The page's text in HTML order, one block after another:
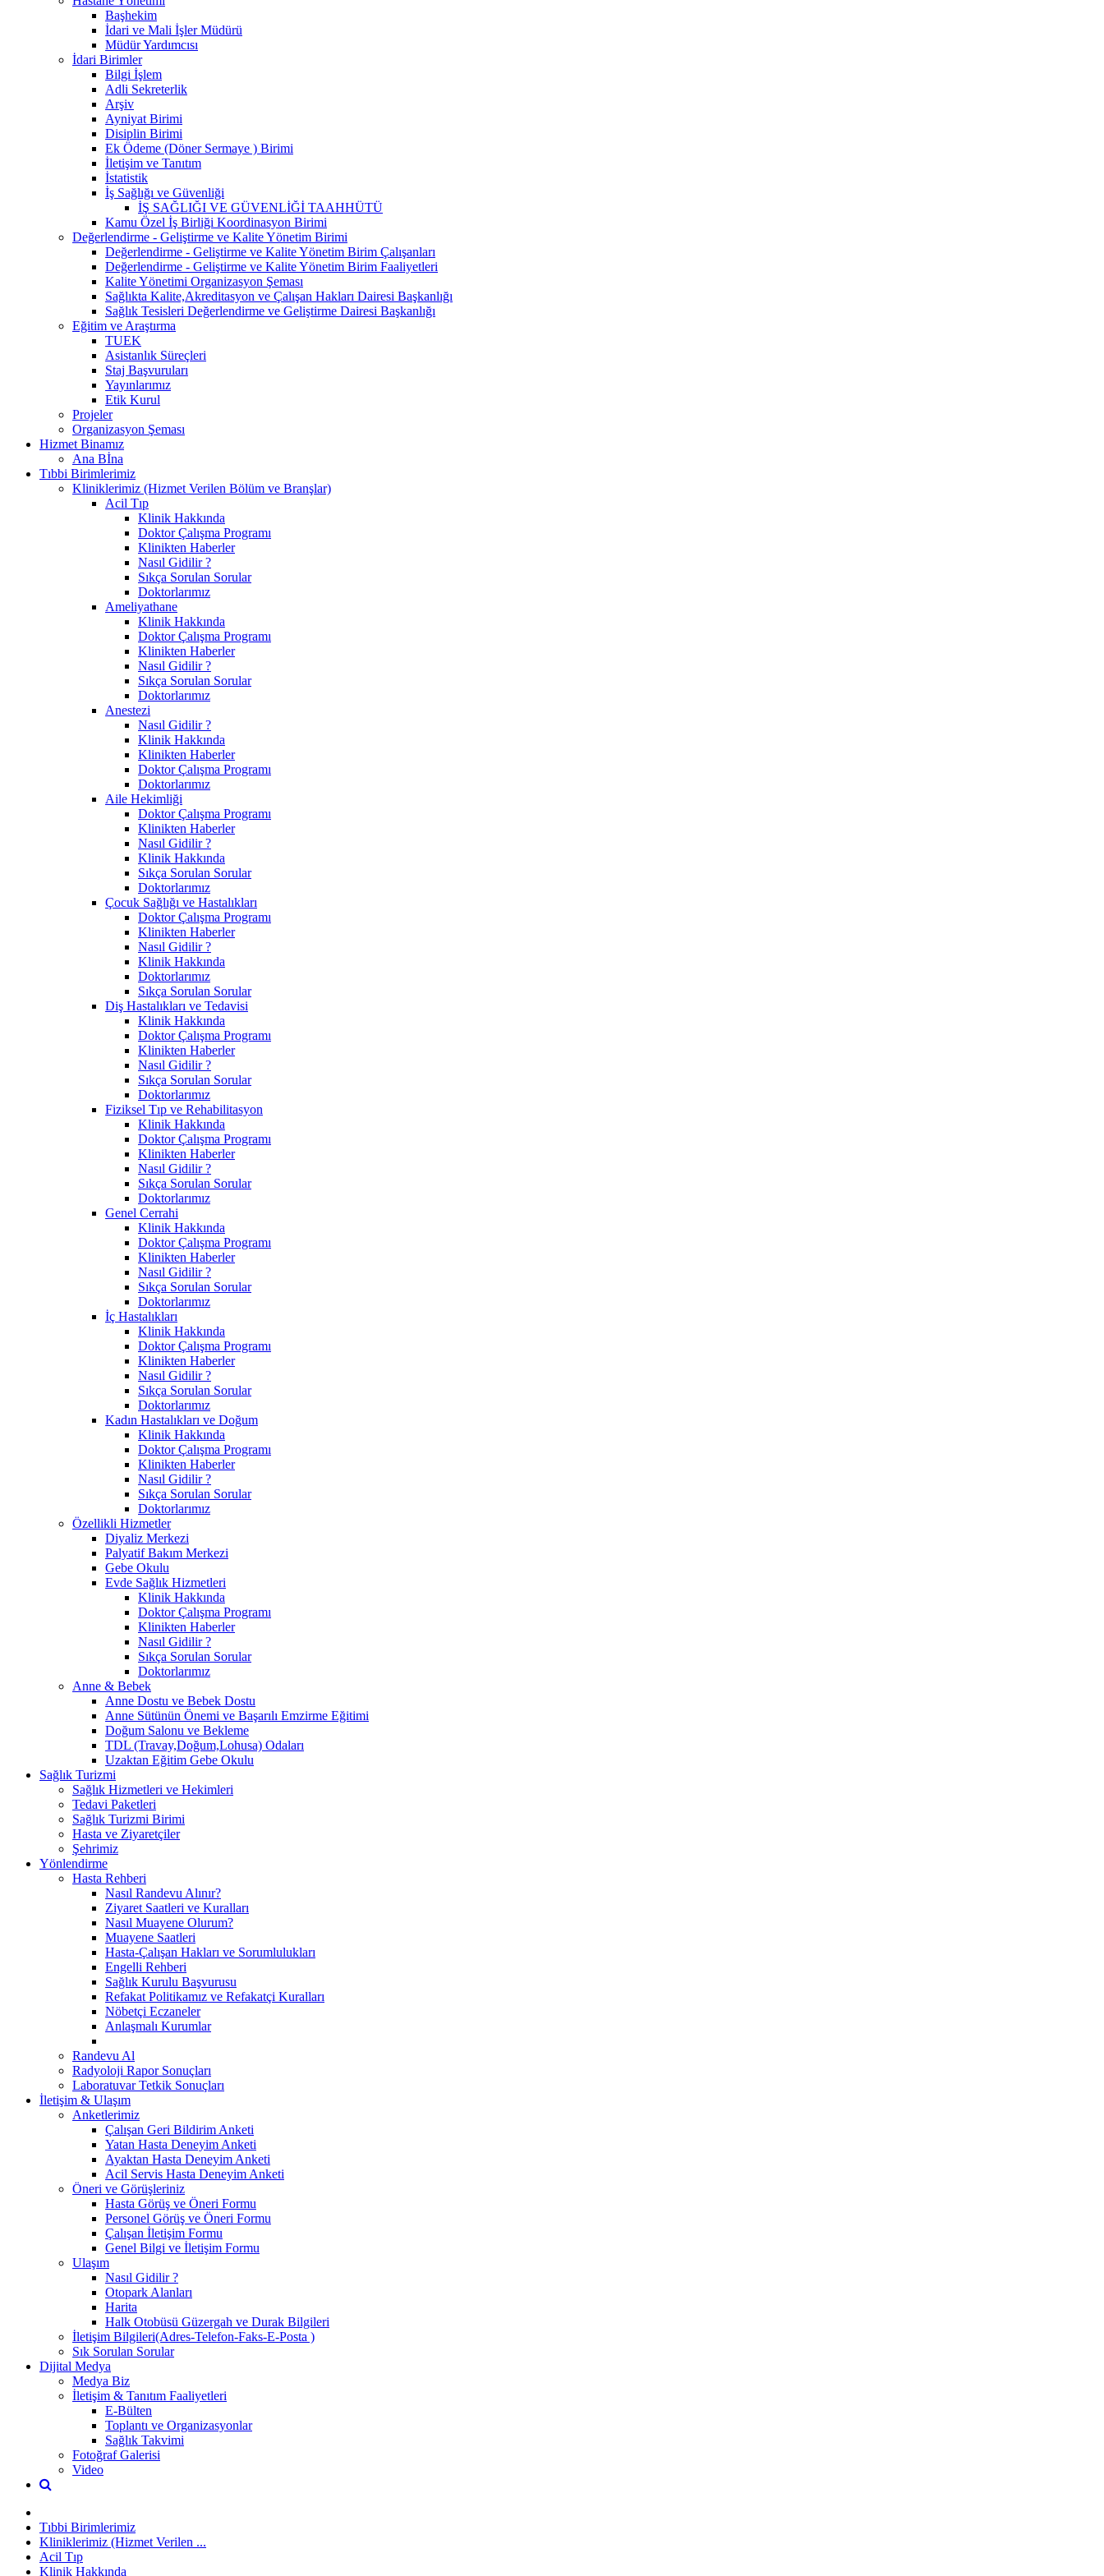
Başhekim
İdari ve Mali İşler Müdürü
Müdür Yardımcısı
İdari Birimler
Bilgi İşlem
Adli Sekreterlik
Arşiv
Ayniyat Birimi
Disiplin Birimi
Ek Ödeme (Döner Sermaye ) Birimi
İletişim ve Tanıtım
İstatistik
İş Sağlığı ve Güvenliği
İŞ SAĞLIĞI VE GÜVENLİĞİ TAAHHÜTÜ
Kamu Özel İş Birliği Koordinasyon Birimi
Değerlendirme - Geliştirme ve Kalite Yönetim Birimi
Değerlendirme - Geliştirme ve Kalite Yönetim Birim Çalışanları
Değerlendirme - Geliştirme ve Kalite Yönetim Birim Faaliyetleri
Kalite Yönetimi Organizasyon Şeması
Sağlıkta Kalite,Akreditasyon ve Çalışan Hakları Dairesi Başkanlığı
Sağlık Tesisleri Değerlendirme ve Geliştirme Dairesi Başkanlığı
Eğitim ve Araştırma
TUEK
Asistanlık Süreçleri
Staj Başvuruları
Yayınlarımız
Etik Kurul
Projeler
Organizasyon Şeması
Hizmet Binamız
Ana Bİna
Tıbbi Birimlerimiz
Kliniklerimiz (Hizmet Verilen Bölüm ve Branşlar)
Acil Tıp
Klinik Hakkında
Doktor Çalışma Programı
Klinikten Haberler
Nasıl Gidilir ?
Sıkça Sorulan Sorular
Doktorlarımız
Ameliyathane
Klinik Hakkında
Doktor Çalışma Programı
Klinikten Haberler
Nasıl Gidilir ?
Sıkça Sorulan Sorular
Doktorlarımız
Anestezi
Nasıl Gidilir ?
Klinik Hakkında
Klinikten Haberler
Doktor Çalışma Programı
Doktorlarımız
Aile Hekimliği
Doktor Çalışma Programı
Klinikten Haberler
Nasıl Gidilir ?
Klinik Hakkında
Sıkça Sorulan Sorular
Doktorlarımız
Çocuk Sağlığı ve Hastalıkları
Doktor Çalışma Programı
Klinikten Haberler
Nasıl Gidilir ?
Klinik Hakkında
Doktorlarımız
Sıkça Sorulan Sorular
Diş Hastalıkları ve Tedavisi
Klinik Hakkında
Doktor Çalışma Programı
Klinikten Haberler
Nasıl Gidilir ?
Sıkça Sorulan Sorular
Doktorlarımız
Fiziksel Tıp ve Rehabilitasyon
Klinik Hakkında
Doktor Çalışma Programı
Klinikten Haberler
Nasıl Gidilir ?
Sıkça Sorulan Sorular
Doktorlarımız
Genel Cerrahi
Klinik Hakkında
Doktor Çalışma Programı
Klinikten Haberler
Nasıl Gidilir ?
Sıkça Sorulan Sorular
Doktorlarımız
İç Hastalıkları
Klinik Hakkında
Doktor Çalışma Programı
Klinikten Haberler
Nasıl Gidilir ?
Sıkça Sorulan Sorular
Doktorlarımız
Kadın Hastalıkları ve Doğum
Klinik Hakkında
Doktor Çalışma Programı
Klinikten Haberler
Nasıl Gidilir ?
Sıkça Sorulan Sorular
Doktorlarımız
Özellikli Hizmetler
Diyaliz Merkezi
Palyatif Bakım Merkezi
Gebe Okulu
Evde Sağlık Hizmetleri
Klinik Hakkında
Doktor Çalışma Programı
Klinikten Haberler
Nasıl Gidilir ?
Sıkça Sorulan Sorular
Doktorlarımız
Anne & Bebek
Anne Dostu ve Bebek Dostu
Anne Sütünün Önemi ve Başarılı Emzirme Eğitimi
Doğum Salonu ve Bekleme
TDL (Travay,Doğum,Lohusa) Odaları
Uzaktan Eğitim Gebe Okulu
Sağlık Turizmi
Sağlık Hizmetleri ve Hekimleri
Tedavi Paketleri
Sağlık Turizmi Birimi
Hasta ve Ziyaretçiler
Şehrimiz
Yönlendirme
Hasta Rehberi
Nasıl Randevu Alınır?
Ziyaret Saatleri ve Kuralları
Nasıl Muayene Olurum?
Muayene Saatleri
Hasta-Çalışan Hakları ve Sorumlulukları
Engelli Rehberi
Sağlık Kurulu Başvurusu
Refakat Politikamız ve Refakatçi Kuralları
Nöbetçi Eczaneler
Anlaşmalı Kurumlar
Randevu Al
Radyoloji Rapor Sonuçları
Laboratuvar Tetkik Sonuçları
İletişim & Ulaşım
Anketlerimiz
Çalışan Geri Bildirim Anketi
Yatan Hasta Deneyim Anketi
Ayaktan Hasta Deneyim Anketi
Acil Servis Hasta Deneyim Anketi
Öneri ve Görüşleriniz
Hasta Görüş ve Öneri Formu
Personel Görüş ve Öneri Formu
Çalışan İletişim Formu
Genel Bilgi ve İletişim Formu
Ulaşım
Nasıl Gidilir ?
Otopark Alanları
Harita
Halk Otobüsü Güzergah ve Durak Bilgileri
İletişim Bilgileri(Adres-Telefon-Faks-E-Posta )
Sık Sorulan Sorular
Dijital Medya
Medya Biz
İletişim & Tanıtım Faaliyetleri
E-Bülten
Toplantı ve Organizasyonlar
Sağlık Takvimi
Fotoğraf Galerisi
Video
Tıbbi Birimlerimiz
Kliniklerimiz (Hizmet Verilen ...
Acil Tıp
Klinik Hakkında